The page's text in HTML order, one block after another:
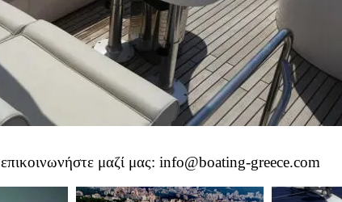
μαζί μας: info@boating-greece.com